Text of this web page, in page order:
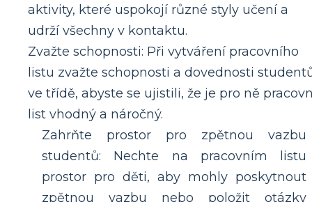
aktivity, které uspokojí různé styly učení a
udrží všechny v kontaktu.
Zvažte schopnosti: Při vytváření pracovního
listu zvažte schopnosti a dovednosti
ve třídě, abyste se ujistili, že je pro ně
list vhodný a náročný.
Zahrňte prostor pro zpětnou vazbu
studentů: Nechte na pracovním listu
prostor pro děti, aby mohly poskytnout
zpětnou vazbu nebo položit otázky